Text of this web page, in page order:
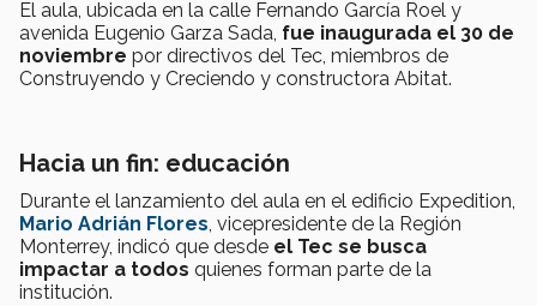
El aula, ubicada en la calle Fernando García Roel y
avenida Eugenio Garza Sada, fue inaugurada el 30 de
noviembre por directivos del Tec, miembros de
Construyendo y Creciendo y constructora Abitat.
Hacia un fin: educación
Durante el lanzamiento del aula en el edificio Expedition,
Mario Adrián Flores, vicepresidente de la Región
Monterrey, indicó que desde el Tec se busca
impactar a todos quienes forman parte de la
institución.